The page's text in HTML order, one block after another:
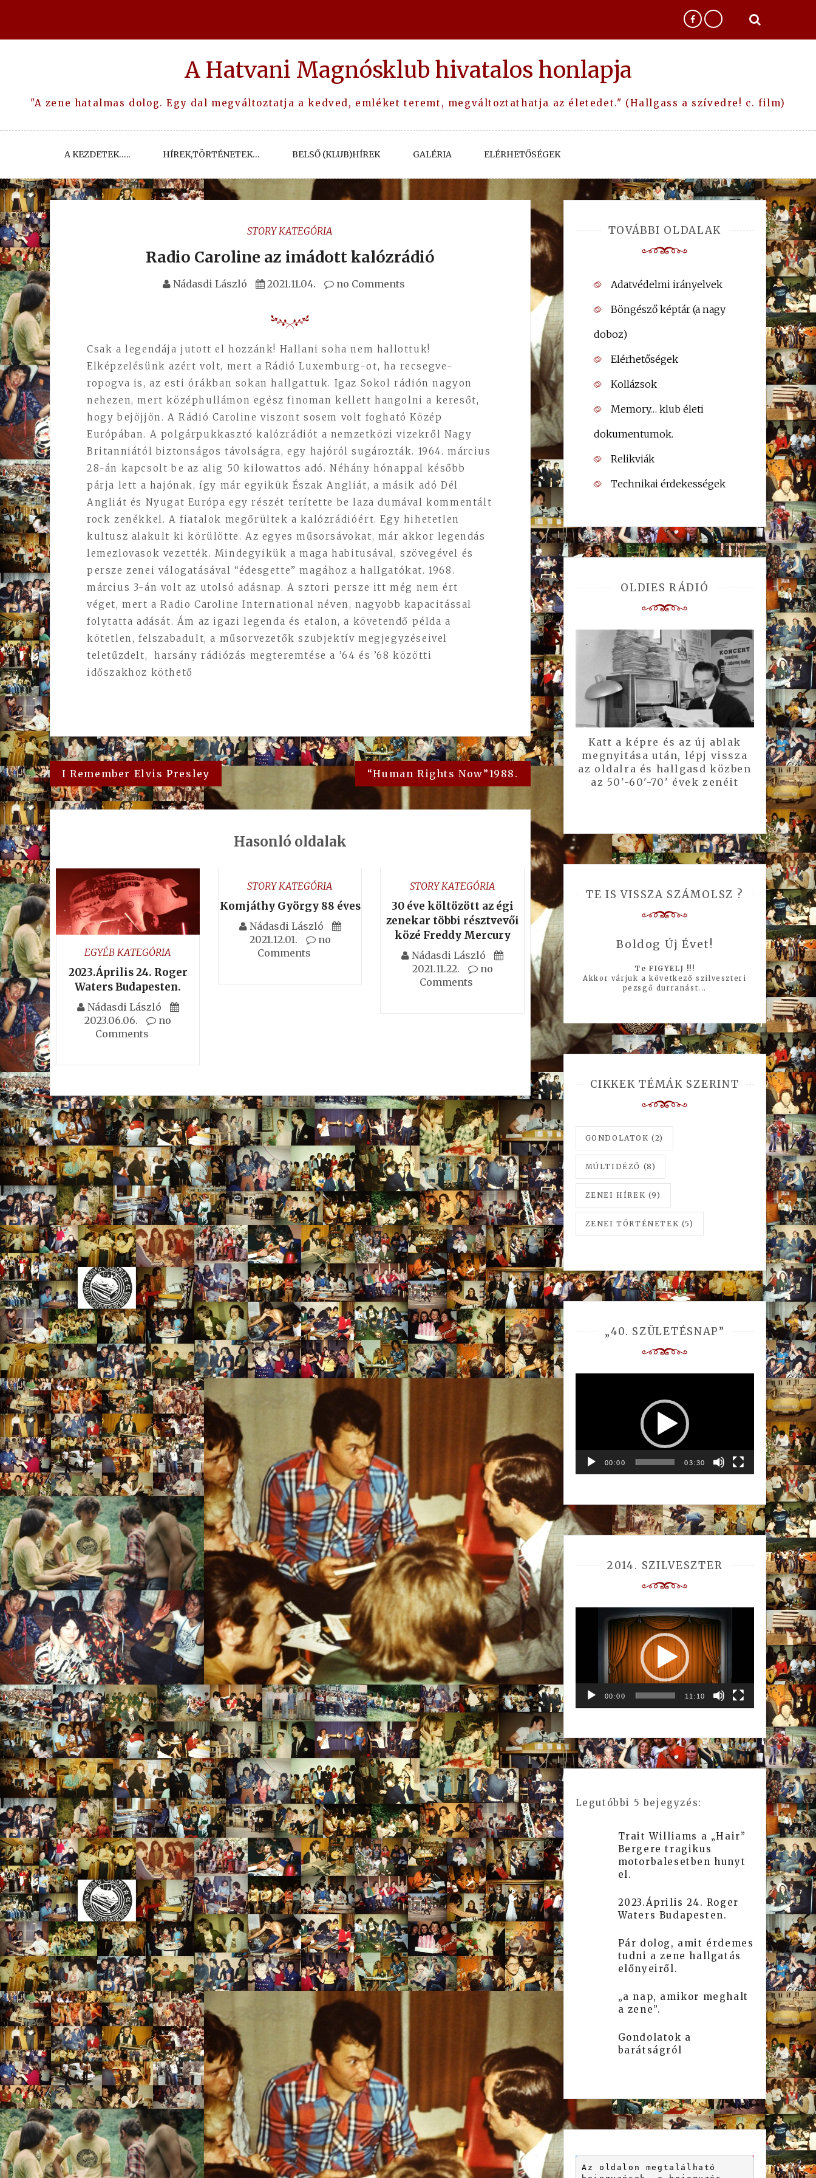
A Hatvani Magnósklub hivatalos honlapja
"A zene hatalmas dolog. Egy dal megváltoztatja a kedved, emléket teremt, megváltoztathatja az életedet." (Hallgass a szívedre! c. film)
A KEZDETEK….. HÍREK,TÖRTÉNETEK… BELSŐ (KLUB)HÍREK GALÉRIA ELÉRHETŐSÉGEK
STORY KATEGÓRIA
Radio Caroline az imádott kalózrádió
Nádasdi László 2021.11.04. no Comments
Csak a legendája jutott el hozzánk! Hallani soha nem hallottuk!
Elképzelésünk azért volt, mert a Rádió Luxemburg-ot, ha recsegve-
ropogva is, az esti órákban sokan hallgattuk. Igaz Sokol rádión nagyon
nehezen, mert középhullámon egész finoman kellett hangolni a keresőt,
hogy bejöjjön. A Rádió Caroline viszont sosem volt fogható Közép
Európában. A polgárpukkasztó kalózrádiót a nemzetközi vizekről Nagy
Britanniától biztonságos távolságra, egy hajóról sugározták. 1964. március
28-án kapcsolt be az alig 50 kilowattos adó. Néhány hónappal később
párja lett a hajónak, így már egyikük Észak Angliát, a másik adó Dél
Angliát és Nyugat Európa egy részét terítette be laza dumával kommentált
rock zenékkel. A fiatalok megőrültek a kalózrádióért. Egy hihetetlen
kultusz alakult ki körülötte. Az egyes műsorsávokat, már akkor legendás
lemezlovasok vezették. Mindegyikük a maga habitusával, szövegével és
persze zenei válogatásával “édesgette” magához a hallgatókat. 1968.
március 3-án volt az utolsó adásnap. A sztori persze itt még nem ért
véget, mert a Radio Caroline International néven, nagyobb kapacitással
folytatta adását. Ám az igazi legenda és etalon, a követendő példa a
kötetlen, felszabadult, a műsorvezetők szubjektív megjegyzéseivel
teletűzdelt, harsány rádiózás megteremtése a ’64 és ’68 közötti
időszakhoz köthető
Bejegyzés
navigáció
I Remember Elvis Presley “Human Rights Now”1988.
Hasonló oldalak
EGYÉB KATEGÓRIA
2023.Április 24. Roger
Waters Budapesten.
Nádasdi László
2023.06.06.
no
Comments
STORY KATEGÓRIA
Komjáthy György 88 éves
Nádasdi László
2021.12.01.
no
Comments
STORY KATEGÓRIA
30 éve költözött az égi
zenekar többi résztvevői
közé Freddy Mercury
Nádasdi László
2021.11.22.
no
Comments
TOVÁBBI OLDALAK
Adatvédelmi irányelvek
Böngésző képtár (a nagy
doboz)
Elérhetőségek
Kollázsok
Memory… klub életi
dokumentumok.
Relikviák
Technikai érdekességek
OLDIES RÁDIÓ
Katt a képre és az új ablak
megnyitása után, lépj vissza
az oldalra és hallgasd közben
az 50'-60'-70' évek zenéit
TE IS VISSZA SZÁMOLSZ ?
Boldog Új Évet!
Te FIGYELJ !!!
Akkor várjuk a következő szilveszteri
pezsgő durranást...
CIKKEK TÉMÁK SZERINT
GONDOLATOK (2)
MÚLTIDÉZŐ (8)
ZENEI HÍREK (9)
ZENEI TÖRTÉNETEK (5)
„40. SZÜLETÉSNAP”
00:00 03:30
2014. SZILVESZTER
Videólejátszó
00:00 11:10
Legutóbbi 5 bejegyzés:
Trait Williams a „Hair”
Bergere tragikus
motorbalesetben hunyt
el.
2023.Április 24. Roger
Waters Budapesten.
Pár dolog, amit érdemes
tudni a zene hallgatás
előnyeiről.
„a nap, amikor meghalt
a zene”.
Gondolatok a
barátságról
Az oldalon megtalálható